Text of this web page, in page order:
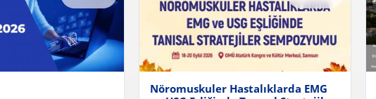
Nöromuskuler Hastalıklarda EMG